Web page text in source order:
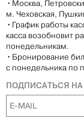
• Москва,
м. Чеховская,
• График работы
касса возобновит
понедельникам.
• Бронирование
с понедельника по
ПОДПИСАТЬСЯ